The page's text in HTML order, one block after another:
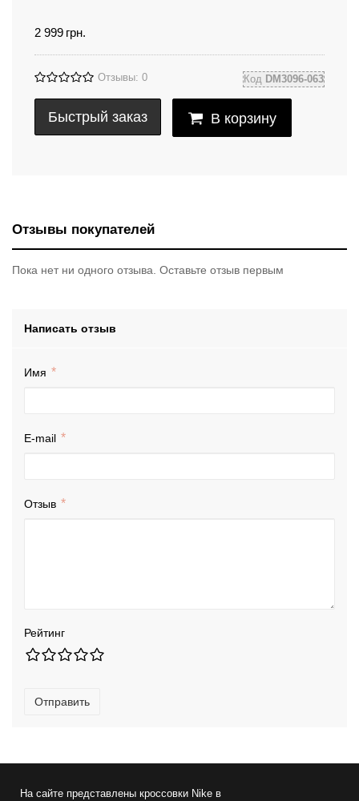
2 999 грн.
Отзывы: 0 Код DM3096-063
Быстрый заказ В корзину
Отзывы покупателей
Пока нет ни одного отзыва. Оставьте отзыв первым
Написать отзыв
Имя
E-mail
Отзыв
Рейтинг
Отправить
На сайте представлены кроссовки Nikeв